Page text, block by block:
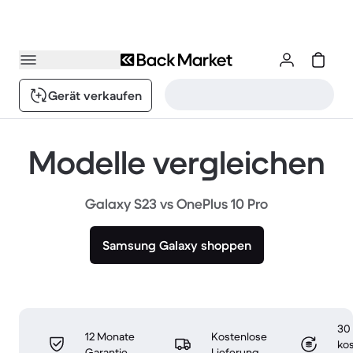
Gerät verkaufen
Modelle vergleichen
Galaxy S23 vs OnePlus 10 Pro
Samsung Galaxy shoppen
12 Monate
Kostenlose
30